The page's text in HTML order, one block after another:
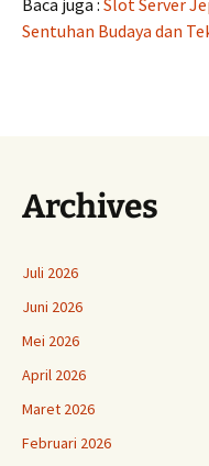
Baca juga : Slot Server
Sentuhan Budaya dan
Archives
Juli 2026
Juni 2026
Mei 2026
April 2026
Maret 2026
Februari 2026